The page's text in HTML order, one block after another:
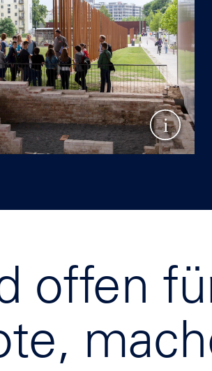
Show
offen